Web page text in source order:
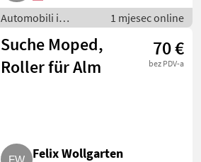
Automobili i
motocikli / Motori
1 mjesec online
Suche Moped,
Roller für Alm
70 €
bez PDV-a
Felix Wollgarten